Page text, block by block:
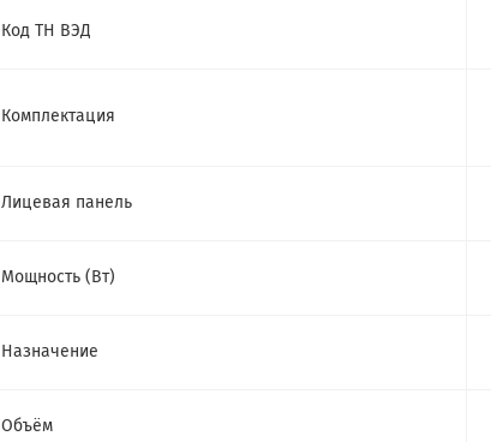
Код ТН ВЭД
Комплектация
Лицевая панель
Мощность (Bт)
Назначение
Объём